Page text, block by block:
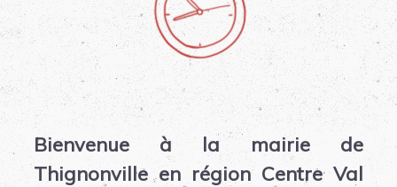
Bienvenue à la mairie de
Thignonville en région Centre Val